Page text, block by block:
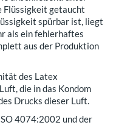
Flüssigkeit getaucht
spürbar ist, liegt
als ein fehlerhaftes
aus der Produktion
des Latex
die in das Kondom
Drucks dieser Luft.
4074:2002 und der